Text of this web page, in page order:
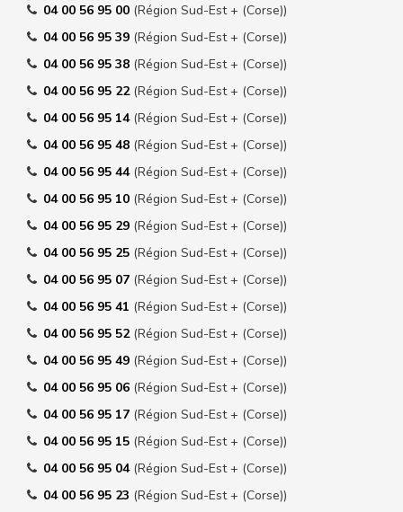
04 00 56 95 00 (Région Sud-Est + (Corse))
04 00 56 95 39 (Région Sud-Est + (Corse))
04 00 56 95 38 (Région Sud-Est + (Corse))
04 00 56 95 22 (Région Sud-Est + (Corse))
04 00 56 95 14 (Région Sud-Est + (Corse))
04 00 56 95 48 (Région Sud-Est + (Corse))
04 00 56 95 44 (Région Sud-Est + (Corse))
04 00 56 95 10 (Région Sud-Est + (Corse))
04 00 56 95 29 (Région Sud-Est + (Corse))
04 00 56 95 25 (Région Sud-Est + (Corse))
04 00 56 95 07 (Région Sud-Est + (Corse))
04 00 56 95 41 (Région Sud-Est + (Corse))
04 00 56 95 52 (Région Sud-Est + (Corse))
04 00 56 95 49 (Région Sud-Est + (Corse))
04 00 56 95 06 (Région Sud-Est + (Corse))
04 00 56 95 17 (Région Sud-Est + (Corse))
04 00 56 95 15 (Région Sud-Est + (Corse))
04 00 56 95 04 (Région Sud-Est + (Corse))
04 00 56 95 23 (Région Sud-Est + (Corse))